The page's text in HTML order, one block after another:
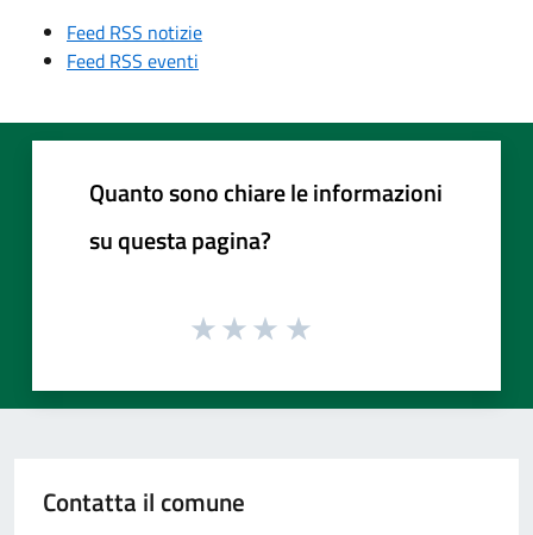
Feed RSS notizie
Feed RSS eventi
Quanto sono chiare le informazioni
su questa pagina?
Contatta il comune